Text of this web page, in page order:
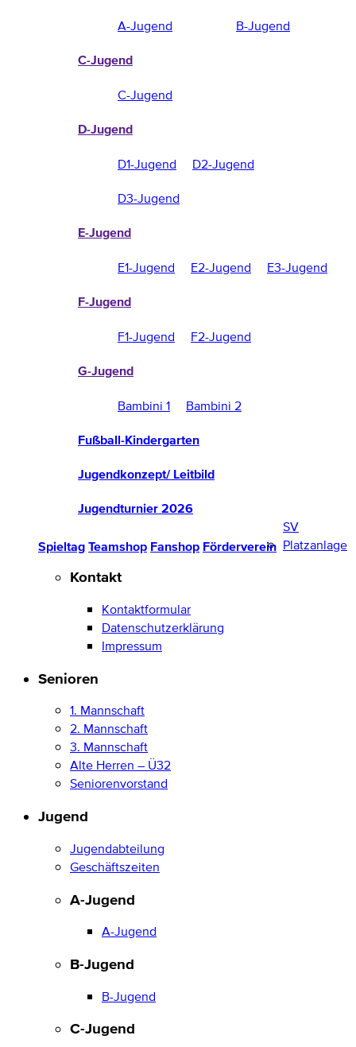
A-Jugend B-Jugend
C-Jugend
C-Jugend
D-Jugend
D1-Jugend
D2-Jugend
D3-Jugend
E-Jugend
E1-Jugend E2-Jugend E3-Jugend
F-Jugend
F1-Jugend F2-Jugend
G-Jugend
Bambini 1 Bambini 2
Fußball-Kindergarten
Jugendkonzept/ Leitbild
Jugendturnier 2026
Spieltag Teamshop Fanshop Förderverein
SV
Platzanlage
Kontakt
Kontaktformular
Datenschutzerklärung
Impressum
Senioren
1. Mannschaft
2. Mannschaft
3. Mannschaft
Alte Herren – Ü32
Seniorenvorstand
Jugend
Jugendabteilung
Geschäftszeiten
A-Jugend
A-Jugend
B-Jugend
B-Jugend
C-Jugend